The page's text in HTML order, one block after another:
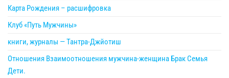
Карта Рождения – расшифровка
Клуб «Путь Мужчины»
книги, журналы — Тантра-Джйотиш
Отношения Взаимоотношения мужчина-женщина Брак Семья
Дети.